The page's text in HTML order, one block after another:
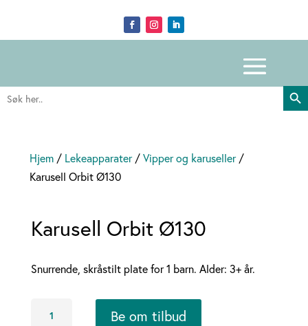
Search
for:
Search
Hjem/ Lekeapparater/Vipper og karuseller/
Karusell Orbit Ø130
Karusell Orbit Ø130
Snurrende, skråstilt plate for 1 barn. Alder: 3+ år.
Be om tilbud